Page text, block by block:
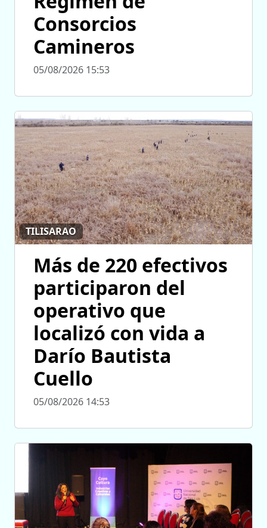
Consorcios
Camineros
05/08/2026 15:53
TILISARAO
Más de 220 efectivos
participaron del
operativo que
localizó con vida a
Darío Bautista
Cuello
05/08/2026 14:53